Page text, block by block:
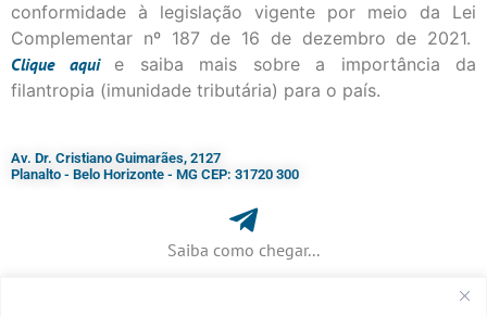
conformidade à legislação vigente por meio da Lei
Complementar nº 187 de 16 de dezembro de 2021.
Cliqueaqui
e saiba mais sobre a importância da
filantropia (imunidade tributária) para o país.
Av. Dr. Cristiano Guimarães, 2127
Planalto - Belo Horizonte - MG CEP: 31720 300
Saiba como chegar...